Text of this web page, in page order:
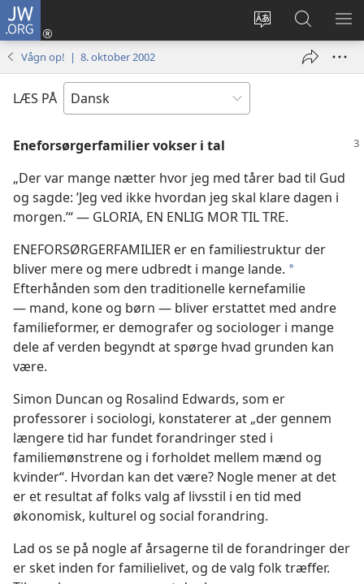
JW.ORG
Vælg
Log
på
vindue)
Søg
på
JW.ORG
VIS
Vågn op! | 8. oktober 2002
LÆS PÅ
Eneforsørgerfamilier vokser i tal
„Der var mange nætter hvor jeg med tårer bad til Gud
og sagde: ’Jeg ved ikke hvordan jeg skal klare dagen i
morgen.’“ — GLORIA, EN ENLIG MOR TIL TRE.
ENEFORSØRGERFAMILIER er en familiestruktur der
bliver mere og mere udbredt i mange lande. *
Efterhånden som den traditionelle kernefamilie
— mand, kone og børn — bliver erstattet med andre
familieformer, er demografer og sociologer i mange
dele af verden begyndt at spørge hvad grunden kan
være.
Simon Duncan og Rosalind Edwards, som er
professorer i sociologi, konstaterer at „der gennem
længere tid har fundet forandringer sted i
familiemønstrene og i forholdet mellem mænd og
kvinder“. Hvordan kan det være? Nogle mener at det
er et resultat af folks valg af livsstil i en tid med
økonomisk, kulturel og social forandring.
Lad os se på nogle af årsagerne til de forandringer der
er sket inden for familielivet, og de valg folk træffer.